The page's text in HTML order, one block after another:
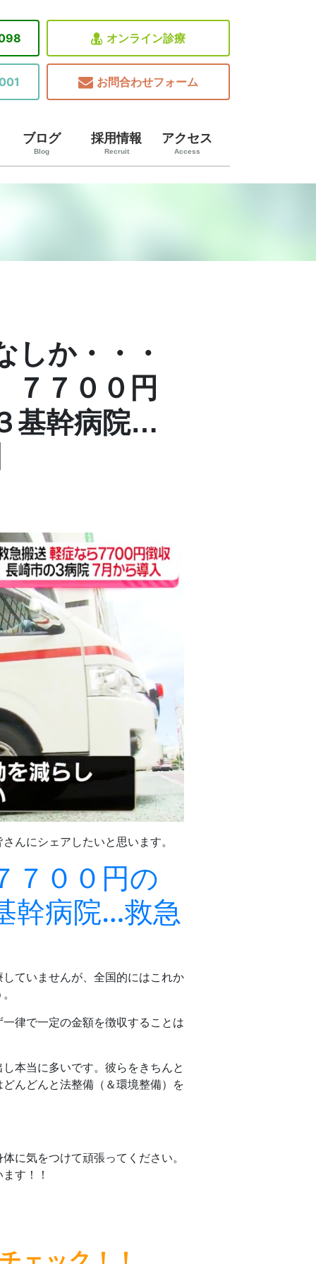
オンライン診療
お問合わせフォーム
ブログ
Blog
採用情報
Recruit
アクセス
Access
しか・・・
７７００円
基幹病院…
んにシェアしたいと思います。
７００円の
幹病院…救急
ていませんが、全国的にはこれか
律で一定の金額を徴収することは
本当に多いです。彼らをきちんと
んどんと法整備（＆環境整備）を
に気をつけて頑張ってください。
す！！